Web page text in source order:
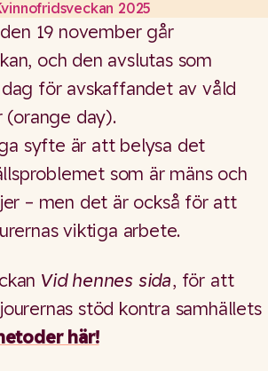
2025
19 november går
och den avslutas som
för avskaffandet av våld
(orange day).
syfte är att belysa det
som är mäns och
– men det är också för att
viktiga arbete.
Vid hennes sida, för att
stöd kontra samhällets
här!